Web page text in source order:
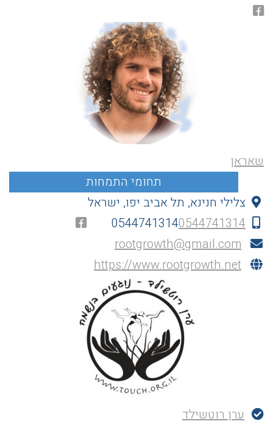
שאראן
צלילי חנינא, תל אביב יפו, ישראל
05447413140544741314
rootgrowth@gmail.com
https://www.rootgrowth.net
ערן רוטשילד